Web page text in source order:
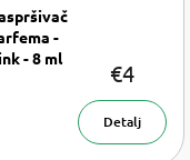
-
- 8 ml
€4
Detalj